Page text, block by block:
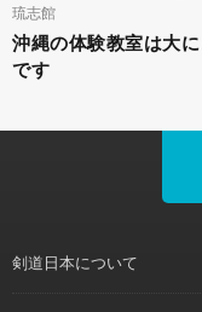
琉志館
沖縄の体験教室は大
です
剣道日本について